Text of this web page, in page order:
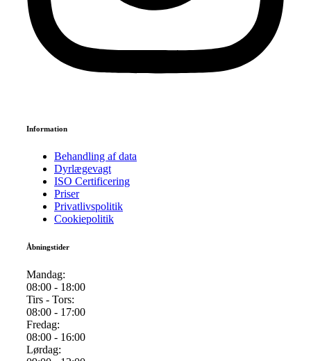
Information
Behandling af data
Dyrlægevagt
ISO Certificering​
Priser
Privatlivspolitik
Cookiepolitik
Åbningstider
Mandag:
08:00 - 18:00
Tirs - Tors:
08:00 - 17:00
Fredag:
08:00 - 16:00
Lørdag: